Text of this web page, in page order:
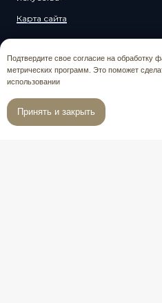
Подтвердите свое согласие на обработку
метрических программ. Это поможет
использовании
Принять и закрыть
Карта сайта
Афиша театра
Все спектакли
Гастроли